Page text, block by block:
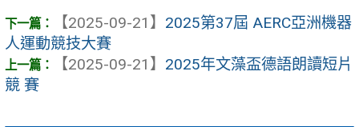
【2025-09-21】 2025第37屆 AERC亞洲機器
人運動競技大賽
【2025-09-21】 2025年文藻盃德語朗讀短片
競 賽